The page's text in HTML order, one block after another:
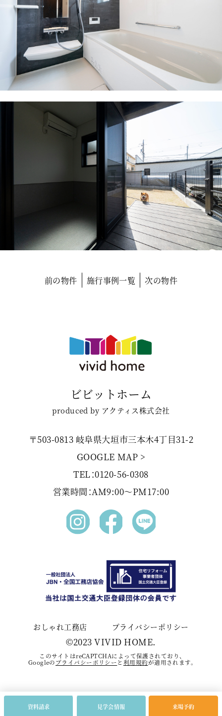
前の物件 施行事例一覧 次の物件
資料請求 見学会情報 来場予約
ビビットホーム
produced by アクティス株式会社
〒503-0813 岐阜県大垣市三本木4丁目31-2
GOOGLE MAP >
TEL：0120-56-0308
営業時間：AM9:00〜PM17:00
おしゃれ工務店 プライバシーポリシー
©2023 VIVID HOME.
このサイトはreCAPTCHAによって保護されており、
Googleのプライバシーポリシーと 利⽤規約が適⽤されます。